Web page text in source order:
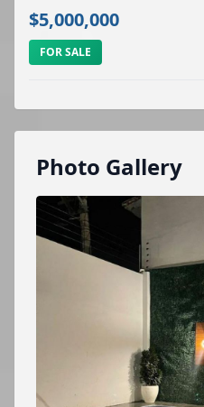
$5,000,000
FOR SALE
Photo Gallery